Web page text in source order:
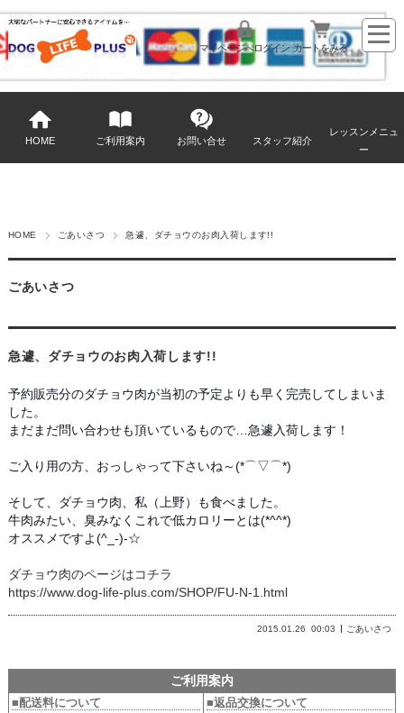
マイページへログイン カートをみる
HOME ご利用案内 お問い合せ スタッフ紹介
レッスンメニュ
ー
HOME ごあいさつ 急遽、ダチョウのお肉入荷します!!
ごあいさつ
急遽、ダチョウのお肉入荷します!!
予約販売分のダチョウ肉が当初の予定よりも早く完売してしまいま
した。
まだまだ問い合わせも頂いているもので…急遽入荷します！
ご入り用の方、おっしゃって下さいね～(*⌒▽⌒*)
そして、ダチョウ肉、私（上野）も食べました。
牛肉みたい、臭みなくこれで低カロリーとは(*^^*)
オススメですよ(^_-)-☆
ダチョウ肉のページはコチラ
https://www.dog-life-plus.com/SHOP/FU-N-1.html
2015.01.26 00:03 ごあいさつ
ご利用案内
■配送料について ■返品交換について